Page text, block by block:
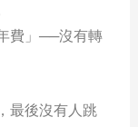
費」──沒有轉
最後沒有人跳